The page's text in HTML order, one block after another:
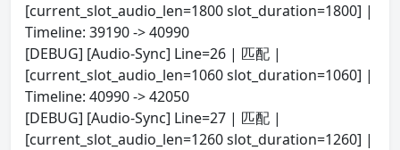
[current_slot_audio_len=1800 slot_duration=1800] |
Timeline: 39190 -> 40990
[DEBUG] [Audio-Sync] Line=26 | 匹配 |
[current_slot_audio_len=1060 slot_duration=1060] |
Timeline: 40990 -> 42050
[DEBUG] [Audio-Sync] Line=27 | 匹配 |
[current_slot_audio_len=1260 slot_duration=1260] |